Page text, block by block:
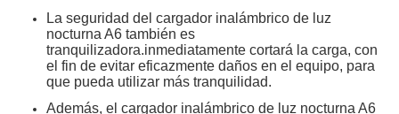
La seguridad del cargador inalámbrico de luz
nocturna A6 también es
tranquilizadora.inmediatamente cortará la carga, con
el fin de evitar eficazmente daños en el equipo, para
que pueda utilizar más tranquilidad.
Además, el cargador inalámbrico de luz nocturna A6